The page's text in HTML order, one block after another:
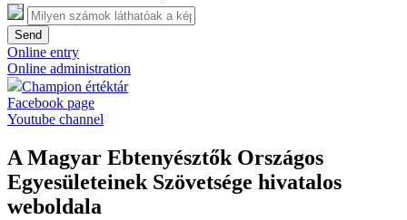
Send
Online entry
Online administration
Champion értéktár
Facebook page
Youtube channel
A Magyar Ebtenyésztők Országos
Egyesületeinek Szövetsége hivatalos
weboldala